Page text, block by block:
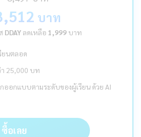
บาท
DDAYลดเหลือ 1,999บาท
ยนตลอด
25,000 บท
ออกแบบตามระดับของผู้เรียน ด้วย AI
ซื้อเลย